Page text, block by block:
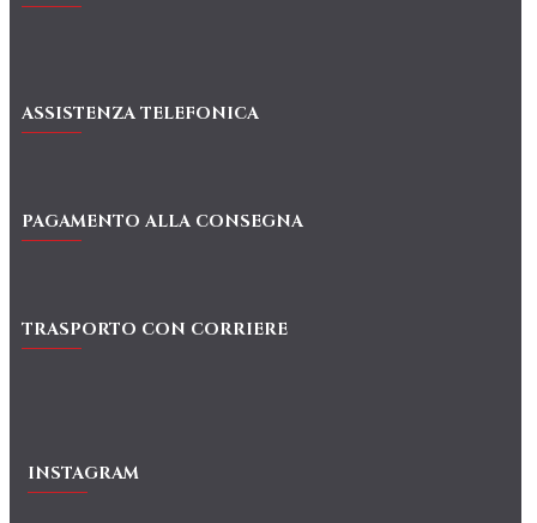
ASSISTENZA TELEFONICA
PAGAMENTO ALLA CONSEGNA
TRASPORTO CON CORRIERE
INSTAGRAM